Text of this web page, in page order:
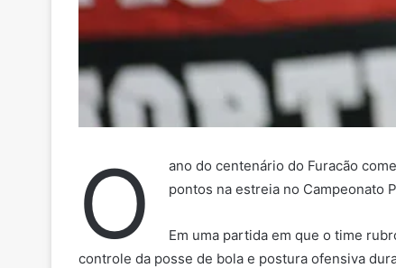
O
ano do centenário do Furacão
pontos na estreia no Campeonato
Em uma partida em que o time
controle da posse de bola e postura ofensiva